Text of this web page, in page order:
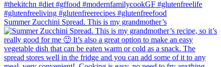
Summer Zucchini Spread.⁠ This is my grandmother’s